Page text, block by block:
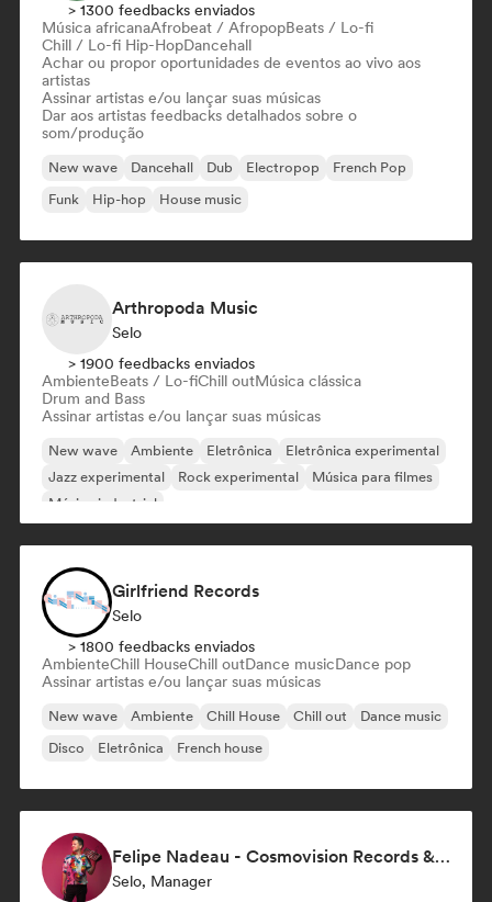
> 1300 feedbacks enviados
Música africanaAfrobeat / AfropopBeats / Lo-fi
Chill / Lo-fi Hip-HopDancehall
Achar ou propor oportunidades de eventos ao vivo aos
artistas
Assinar artistas e/ou lançar suas músicas
Dar aos artistas feedbacks detalhados sobre o
som/produção
New wave Dancehall Dub Electropop
French Pop
Funk
Hip-hop House music
Arthropoda Music
Selo
> 1900 feedbacks enviados
AmbienteBeats / Lo-fiChill outMúsica clássica
Drum and Bass
Assinar artistas e/ou lançar suas músicas
New wave Ambiente Eletrônica
Eletrônica experimental
Jazz experimental
Rock experimental
Música para filmes
Música industrial
Girlfriend Records
Selo
> 1800 feedbacks enviados
AmbienteChill HouseChill outDance musicDance pop
Assinar artistas e/ou lançar suas músicas
New wave Ambiente Chill House Chill out
Dance music
Disco
Eletrônica French house
Felipe Nadeau - Cosmovision Records & Ritmos del Sur
Selo, Manager